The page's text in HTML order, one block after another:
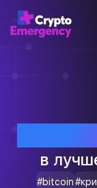
в
#bitcoin